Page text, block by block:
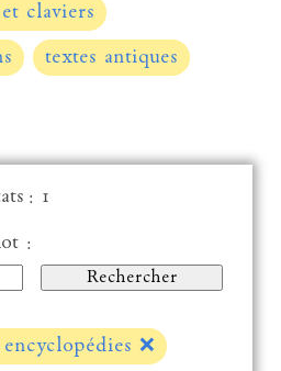
claviers
textes antiques
: 1
:
❌